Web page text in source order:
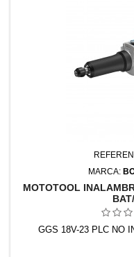
MARCA:
MOTOTOOL
GGS 18V-23 PLC NO